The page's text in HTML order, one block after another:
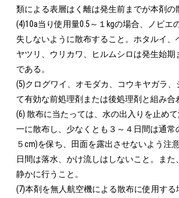
類による表層はく離は発生前までが本剤の
(4)10a当り使用量0.5～１kgの場合、ノビエ
失しないように散布すること。ホタルイ
ヤツリ、ウリカワ、ヒルムシロは発生始期
である。
(5)クログワイ、オモダカ、コウキヤガラ
て有効な前処理剤または後処理剤と組み合
(6) 散布に当たっては、水の出入りを止め
一に散布し、少なくとも３～４日間は通常
５cm)を保ち、田面を露出させないよう注
日間は落水、かけ流しはしないこと。また
静かに行うこと。
(7)本剤を無人航空機による散布に使用す